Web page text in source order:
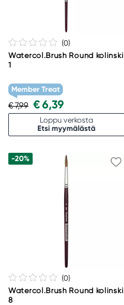
(0)
Watercol.Brush Round kolinski
1
Member Treat
€ 7,99 € 6,39
Loppu verkosta
Etsi myymälästä
-20%
(0)
Watercol.Brush Round kolinski
8